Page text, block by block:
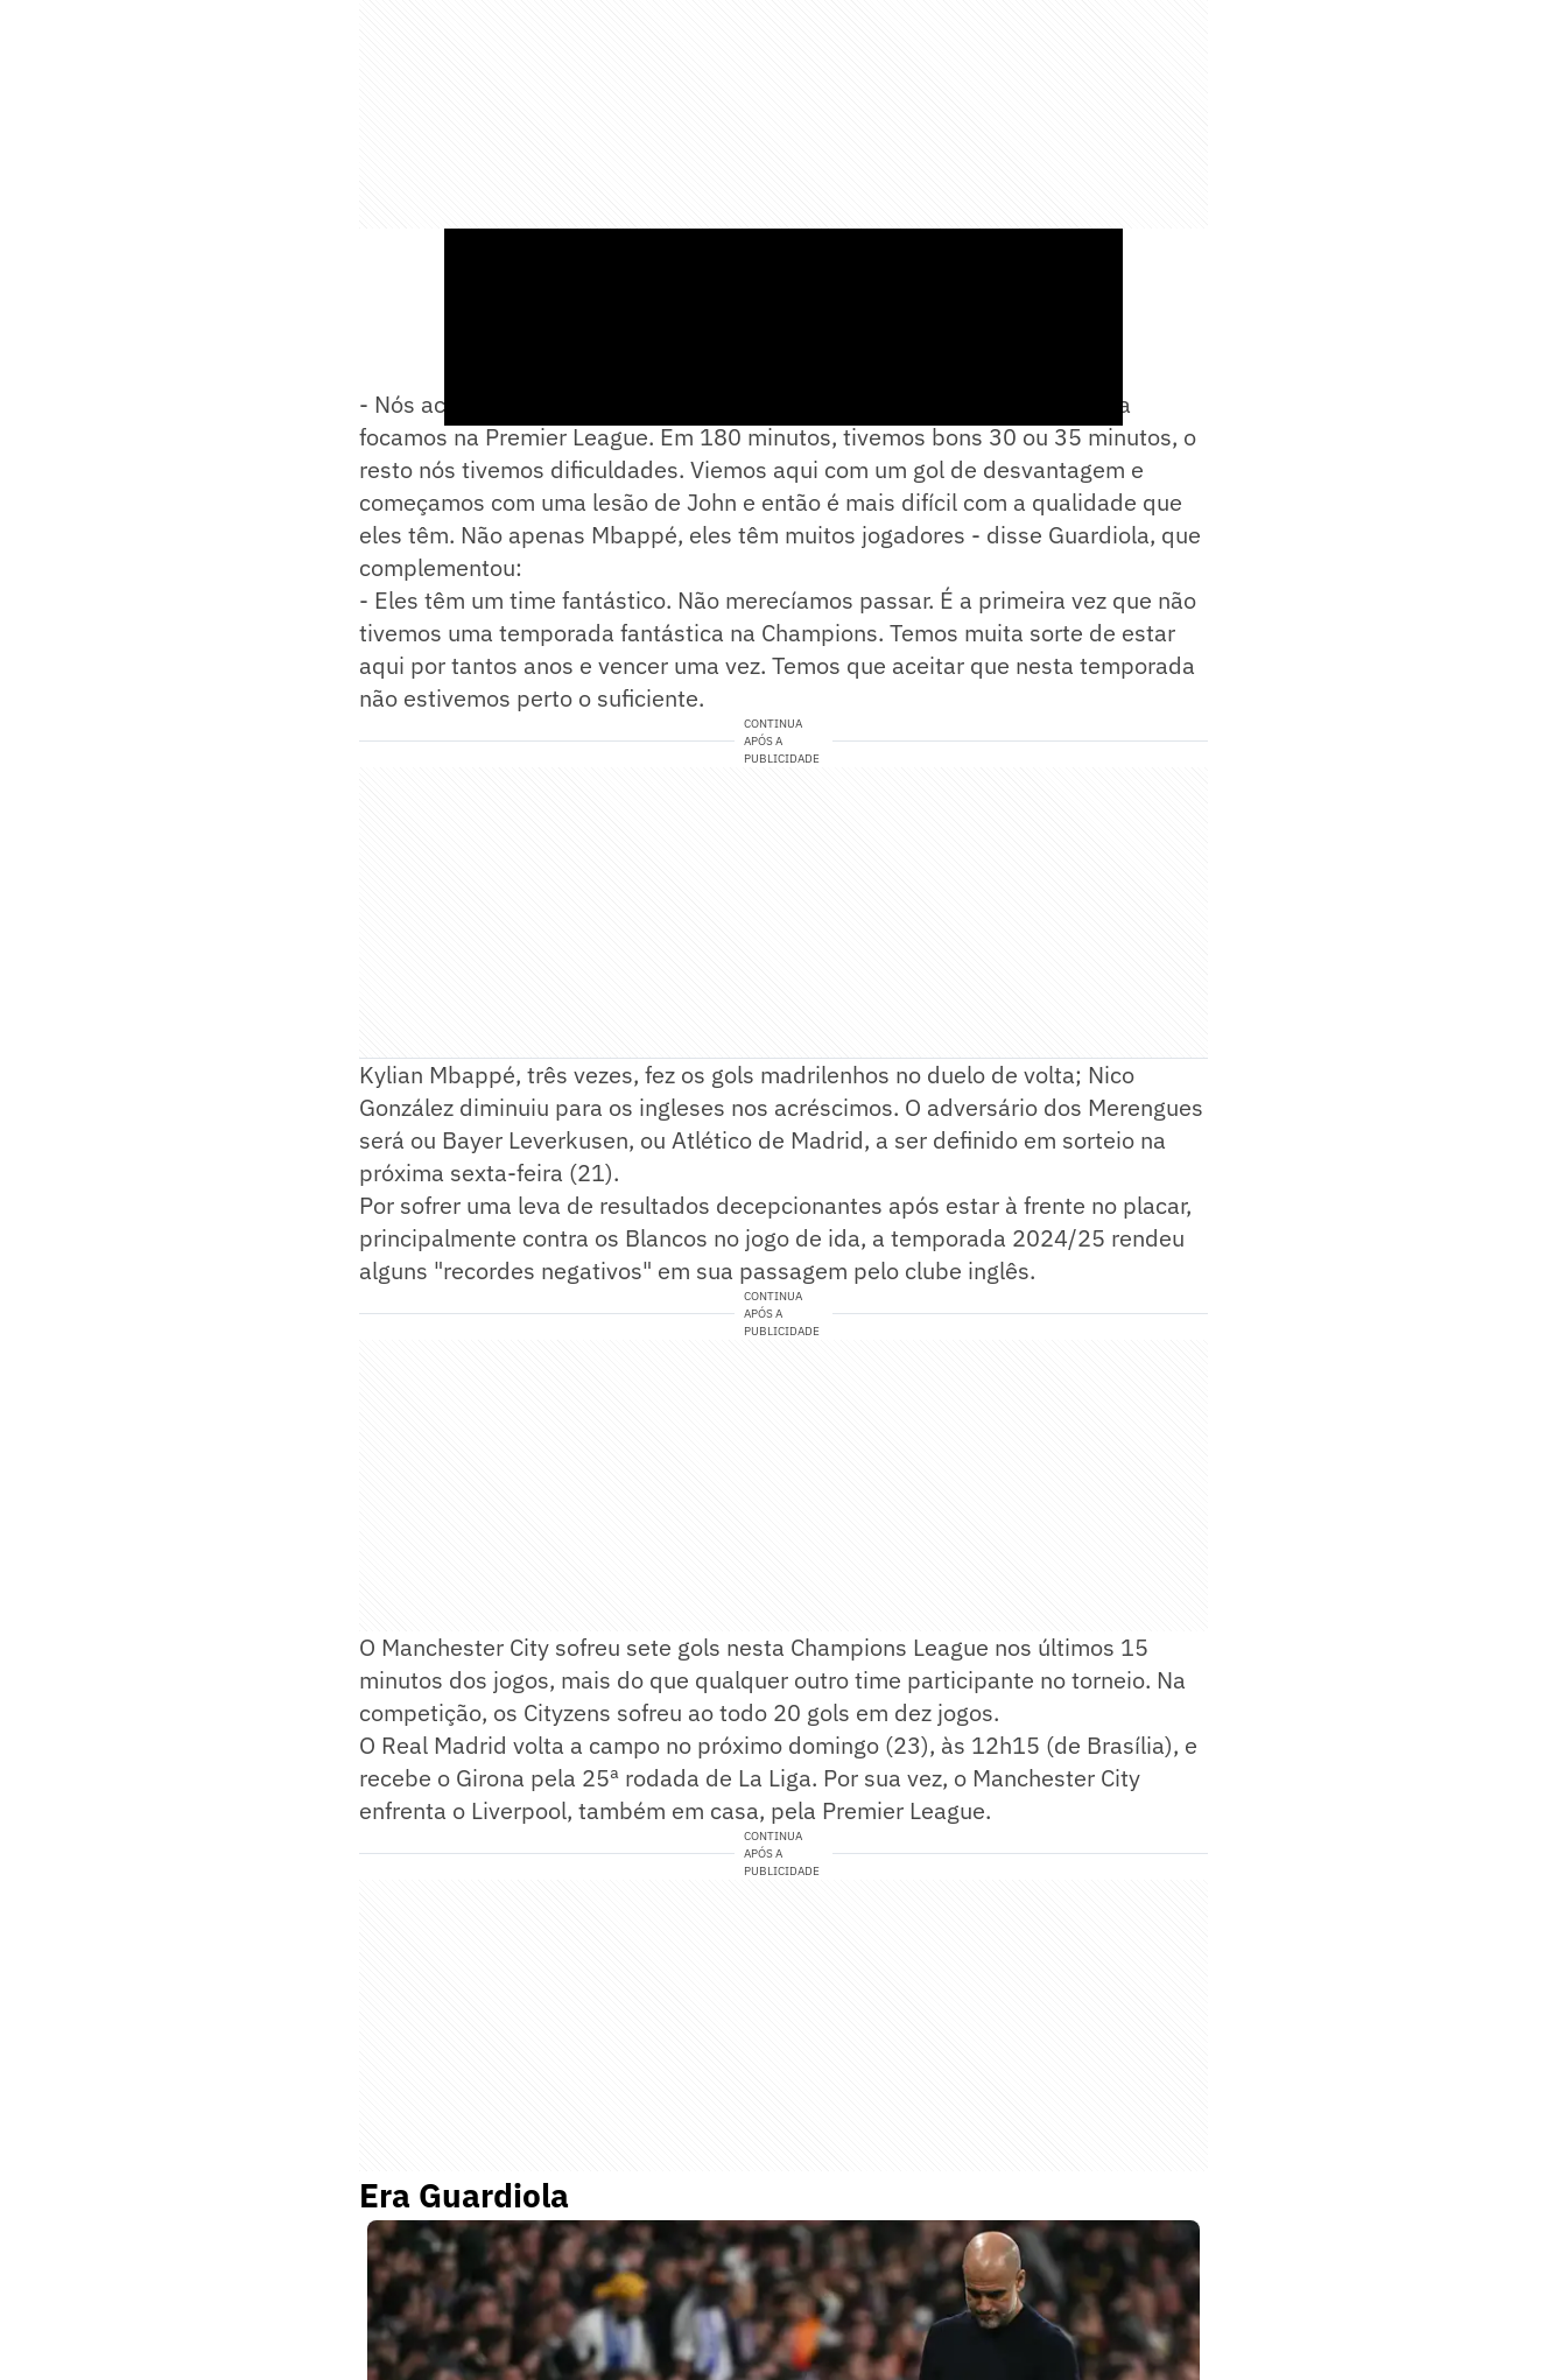
- Nós aceitamos. O melhor time venceu. Parabenizo o Real Madrid e agora
focamos na Premier League. Em 180 minutos, tivemos bons 30 ou 35 minutos, o
resto nós tivemos dificuldades. Viemos aqui com um gol de desvantagem e
começamos com uma lesão de John e então é mais difícil com a qualidade que
eles têm. Não apenas Mbappé, eles têm muitos jogadores - disse Guardiola, que
complementou:
- Eles têm um time fantástico. Não merecíamos passar. É a primeira vez que não
tivemos uma temporada fantástica na Champions. Temos muita sorte de estar
aqui por tantos anos e vencer uma vez. Temos que aceitar que nesta temporada
não estivemos perto o suficiente.
CONTINUA
APÓS A
PUBLICIDADE
Kylian Mbappé, três vezes, fez os gols madrilenhos no duelo de volta; Nico
González diminuiu para os ingleses nos acréscimos. O adversário dos Merengues
será ou Bayer Leverkusen, ou Atlético de Madrid, a ser definido em sorteio na
próxima sexta-feira (21).
Por sofrer uma leva de resultados decepcionantes após estar à frente no placar,
principalmente contra os Blancos no jogo de ida, a temporada 2024/25 rendeu
alguns "recordes negativos" em sua passagem pelo clube inglês.
CONTINUA
APÓS A
PUBLICIDADE
O Manchester City sofreu sete gols nesta Champions League nos últimos 15
minutos dos jogos, mais do que qualquer outro time participante no torneio. Na
competição, os Cityzens sofreu ao todo 20 gols em dez jogos.
O Real Madrid volta a campo no próximo domingo (23), às 12h15 (de Brasília), e
recebe o Girona pela 25ª rodada de La Liga. Por sua vez, o Manchester City
enfrenta o Liverpool, também em casa, pela Premier League.
CONTINUA
APÓS A
PUBLICIDADE
Era Guardiola